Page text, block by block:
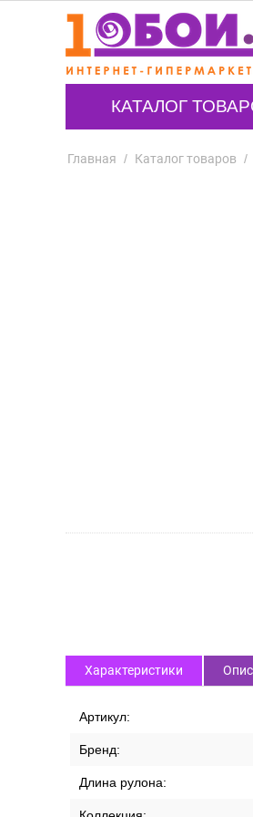
КАТАЛОГ
Главная / Каталог товаров /
Характеристики
Артикул:
Бренд:
Длина рулона: